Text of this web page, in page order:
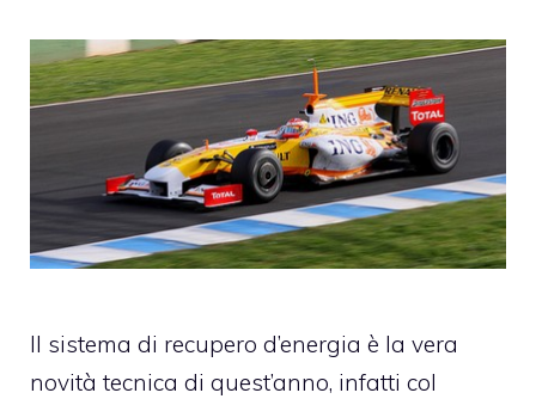
Il sistema di recupero d’energia è la vera
novità tecnica di quest’anno, infatti col